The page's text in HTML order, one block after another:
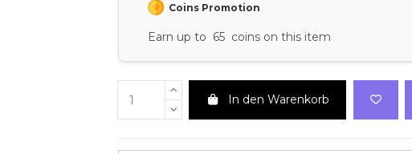
Coins Promotion
Earn up to 65 coins on this item
In den Warenkorb